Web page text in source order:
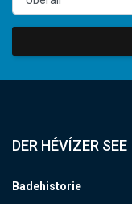
DER HÉVÍZER SEE
Badehistorie